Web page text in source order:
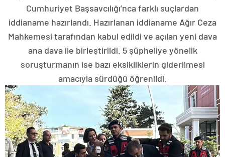
Cumhuriyet Başsavcılığı’nca farklı suçlardan
iddianame hazırlandı. Hazırlanan iddianame Ağır Ceza
Mahkemesi tarafından kabul edildi ve açılan yeni dava
ana dava ile birleştirildi. 5 şüpheliye yönelik
soruşturmanın ise bazı eksikliklerin giderilmesi
amacıyla sürdüğü öğrenildi.